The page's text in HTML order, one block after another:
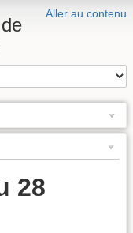
Aller au contenu
28